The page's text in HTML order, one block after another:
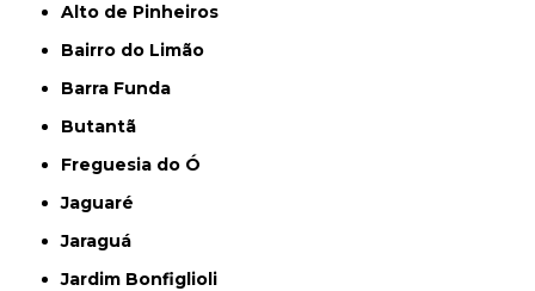
Alto de Pinheiros
Bairro do Limão
Barra Funda
Butantã
Freguesia do Ó
Jaguaré
Jaraguá
Jardim Bonfiglioli